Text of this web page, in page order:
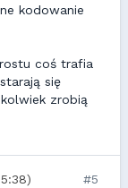
kodowanie
coś trafia
się
zrobią
#5